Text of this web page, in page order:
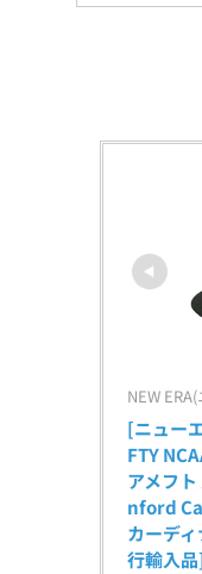
NEW
[ニュー
FTY
アメフ
nford
カーデ
行輸入